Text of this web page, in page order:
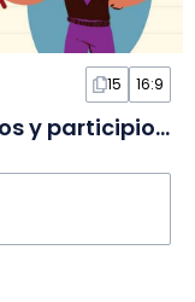
15 16:9
Lección de verbales, gerundios y participios en Diapositivas